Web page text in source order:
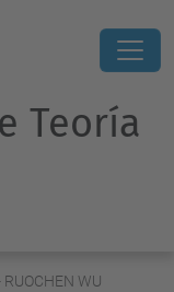
Teoría
WU